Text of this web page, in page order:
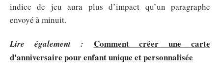
indice de jeu aura plus d’impact qu’un paragraphe
envoyé à minuit.
Lire également :
Comment créer une carte
d'anniversaire pour enfant unique et personnalisée